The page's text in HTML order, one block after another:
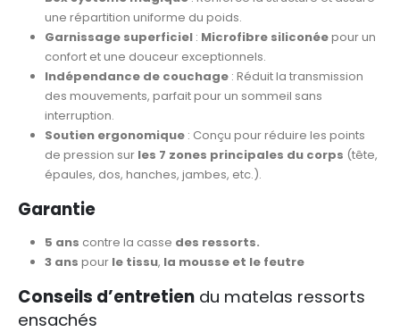
une répartition uniforme du poids.
Garnissage superficiel: Microfibre siliconéepour un
confort et une douceur exceptionnels.
Indépendance de couchage: Réduit la transmission
des mouvements, parfait pour un sommeil sans
interruption.
Soutien ergonomique: Conçu pour réduire les points
de pression surles 7 zones principales du corps (tête,
épaules, dos, hanches, jambes, etc.).
Garantie
5 ans contre la casse des ressorts.
3 ans pour le tissu, la mousse et le feutre
Conseils d’entretien du matelas ressorts
ensachés